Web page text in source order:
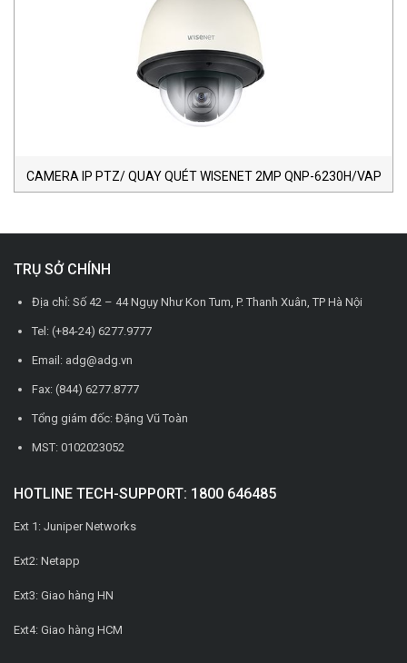
CAMERA IP PTZ/ QUAY QUÉT WISENET 2MP QNP-6230H/VAP
TRỤ SỞ CHÍNH
Địa chỉ: Số 42 – 44 Ngụy Như Kon Tum, P. Thanh Xuân, TP Hà Nội
Tel: (+84-24) 6277.9777
Email: adg@adg.vn
Fax: (844) 6277.8777
Tổng giám đốc: Đặng Vũ Toàn
MST: 0102023052
HOTLINE TECH-SUPPORT: 1800 646485
Ext 1: Juniper Networks
Ext2: Netapp
Ext3: Giao hàng HN
Ext4: Giao hàng HCM